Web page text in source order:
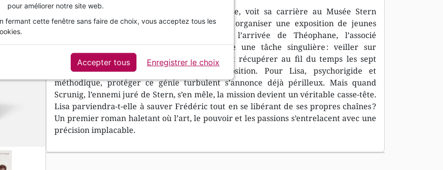
Lisa Dubreuil, jeune conservatrice rigoureuse, voit sa carrière au Musée Stern
prendre un tournant inattendu. Sa mission : organiser une exposition de jeunes
artistes. Rien de plus classique… jusqu’à l’arrivée de Théophane, l’associé
mystérieux de Monsieur Stern. Il lui confie une tâche singulière : veiller sur
Frédéric, un peintre brillant mais instable, et récupérer au fil du temps les sept
tableaux d’un polyptyque destiné à l’exposition. Pour Lisa, psychorigide et
méthodique, protéger ce génie turbulent s’annonce déjà périlleux. Mais quand
Scrunig, l’ennemi juré de Stern, s’en mêle, la mission devient un véritable casse-tête.
Lisa parviendra-t-elle à sauver Frédéric tout en se libérant de ses propres chaînes ?
Un premier roman haletant où l’art, le pouvoir et les passions s’entrelacent avec une
précision implacable.
pour améliorer notre site web.
fermant cette fenêtre sans faire de choix, vous acceptez tous les
Accepter tous Enregistrer le choix